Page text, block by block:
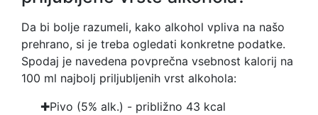
Da bi bolje razumeli, kako alkohol vpliva na našo
prehrano, si je treba ogledati konkretne podatke.
Spodaj je navedena povprečna vsebnost kalorij na
100 ml najbolj priljubljenih vrst alkohola:
Pivo (5% alk.) - približno 43 kcal